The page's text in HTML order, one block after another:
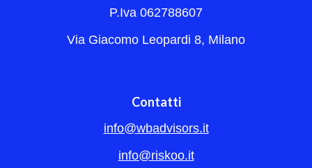
P.Iva 062788607
Via Giacomo Leopardi 8, Milano
Contatti
info@wbadvisors.it
info@riskoo.it